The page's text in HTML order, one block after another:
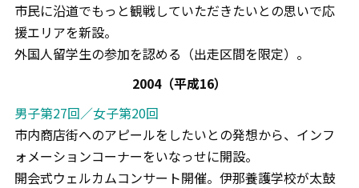
市民に沿道でもっと観戦していただきたいとの思いで応
援エリアを新設。
外国人留学生の参加を認める（出走区間を限定）。
2004（平成16）
男子第27回／女子第20回
市内商店街へのアピールをしたいとの発想から、インフ
ォメーションコーナーをいなっせに開設。
開会式ウェルカムコンサート開催。伊那養護学校が太鼓